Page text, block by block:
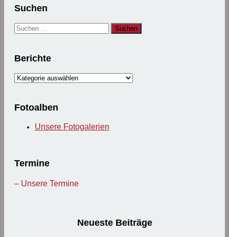
Suchen
Suchen
nach:
Berichte
Berichte
Fotoalben
Unsere Fotogalerien
Termine
– Unsere Termine
Neueste Beiträge